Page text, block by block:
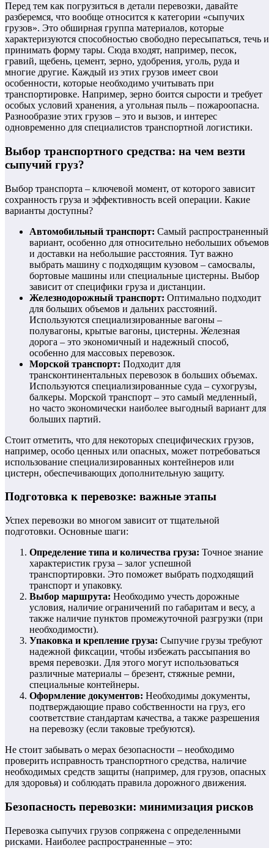
Перед тем как погрузиться в детали перевозки, давайте
разберемся, что вообще относится к категории «сыпучих
грузов». Это обширная группа материалов, которые
характеризуются способностью свободно пересыпаться, течь и
принимать форму тары. Сюда входят, например, песок,
гравий, щебень, цемент, зерно, удобрения, уголь, руда и
многие другие. Каждый из этих грузов имеет свои
особенности, которые необходимо учитывать при
транспортировке. Например, зерно боится сырости и требует
особых условий хранения, а угольная пыль – пожароопасна.
Разнообразие этих грузов – это и вызов, и интерес
одновременно для специалистов транспортной логистики.
Выбор транспортного средства: на чем везти
сыпучий груз?
Выбор транспорта – ключевой момент, от которого зависит
сохранность груза и эффективность всей операции. Какие
варианты доступны?
Автомобильный транспорт: Самый распространенный
вариант, особенно для относительно небольших объемов
и доставки на небольшие расстояния. Тут важно
выбрать машину с подходящим кузовом – самосвалы,
бортовые машины или специальные цистерны. Выбор
зависит от специфики груза и дистанции.
Железнодорожный транспорт: Оптимально подходит
для больших объемов и дальних расстояний.
Используются специализированные вагоны –
полувагоны, крытые вагоны, цистерны. Железная
дорога – это экономичный и надежный способ,
особенно для массовых перевозок.
Морской транспорт: Подходит для
трансконтинентальных перевозок в больших объемах.
Используются специализированные суда – сухогрузы,
балкеры. Морской транспорт – это самый медленный,
но часто экономически наиболее выгодный вариант для
больших партий.
Стоит отметить, что для некоторых специфических грузов,
например, особо ценных или опасных, может потребоваться
использование специализированных контейнеров или
цистерн, обеспечивающих дополнительную защиту.
Подготовка к перевозке: важные этапы
Успех перевозки во многом зависит от тщательной
подготовки. Основные шаги:
Определение типа и количества груза: Точное знание
характеристик груза – залог успешной
транспортировки. Это поможет выбрать подходящий
транспорт и упаковку.
Выбор маршрута: Необходимо учесть дорожные
условия, наличие ограничений по габаритам и весу, а
также наличие пунктов промежуточной разгрузки (при
необходимости).
Упаковка и крепление груза: Сыпучие грузы требуют
надежной фиксации, чтобы избежать рассыпания во
время перевозки. Для этого могут использоваться
различные материалы – брезент, стяжные ремни,
специальные контейнеры.
Оформление документов: Необходимы документы,
подтверждающие право собственности на груз, его
соответствие стандартам качества, а также разрешения
на перевозку (если таковые требуются).
Не стоит забывать о мерах безопасности – необходимо
проверить исправность транспортного средства, наличие
необходимых средств защиты (например, для грузов, опасных
для здоровья) и соблюдать правила дорожного движения.
Безопасность перевозки: минимизация рисков
Перевозка сыпучих грузов сопряжена с определенными
рисками. Наиболее распространенные – это: